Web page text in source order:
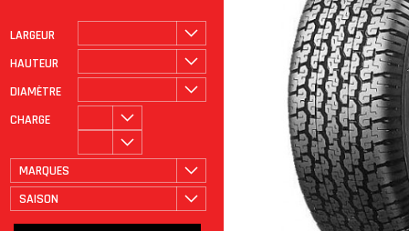
LARGEUR
HAUTEUR
DIAMÈTRE
CHARGE
MARQUES
SAISON
ROULAGE À PLAT
CATÉGORIE